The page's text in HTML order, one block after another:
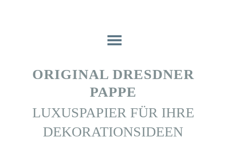
ORIGINAL DRESDNER
PAPPE
LUXUSPAPIER FÜR IHRE
DEKORATIONSIDEEN